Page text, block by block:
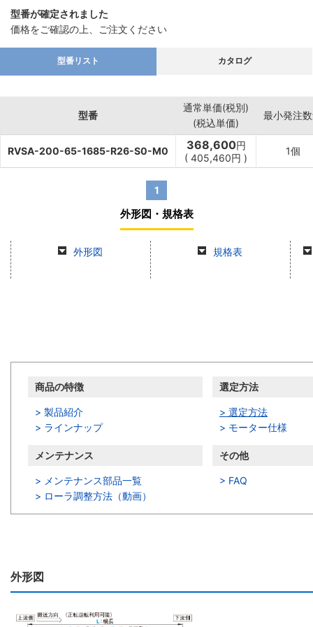
型番が確定されました
価格をご確認の上、ご注文ください
型番リスト カタログ
型番
通常単価(税別)
(税込単価)
最小発注
RVSA-200-65-1685-R26-S0-M0 368,600円
( 405,460円 )
1個
1
外形図・規格表
外形図 規格表
商品の特徴
> 製品紹介
> ラインナップ
選定方法
> 選定方法
> モーター仕様
メンテナンス
> メンテナンス部品一覧
> ローラ調整方法（動画）
その他
> FAQ
外形図